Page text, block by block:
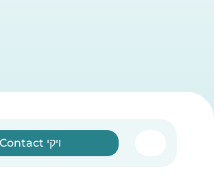
Contact ויקי